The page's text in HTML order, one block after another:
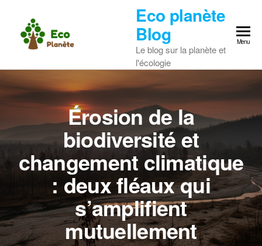
content
Eco planète
Blog
Le blog sur la planète et
l'écologie
Menu
Érosion de la
biodiversité et
changement climatique
: deux fléaux qui
s’amplifient
mutuellement